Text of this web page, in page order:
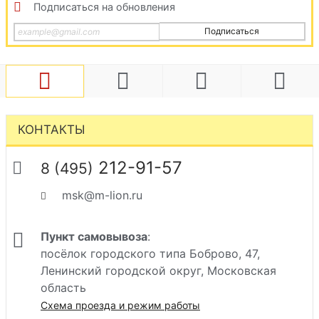
Подписаться на обновления
Подписаться
КОНТАКТЫ
8 (495) 212-91-57
msk@m-lion.ru
Пункт самовывоза:
посёлок городского типа Боброво, 47,
Ленинский городской округ, Московская
область
Схема проезда и режим работы